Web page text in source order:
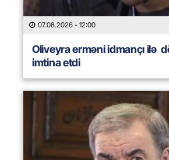
07.08.2026 - 12:00
Oliveyra erməni idmançı ilə
imtina etdi